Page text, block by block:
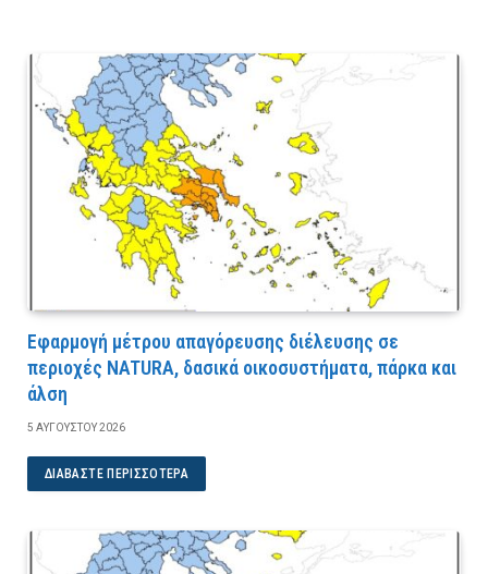
Εφαρμογή μέτρου απαγόρευσης διέλευσης σε
περιοχές NATURA, δασικά οικοσυστήματα, πάρκα και
άλση
5 ΑΥΓΟΎΣΤΟΥ 2026
ΔΙΑΒΆΣΤΕ ΠΕΡΙΣΣΌΤΕΡΑ